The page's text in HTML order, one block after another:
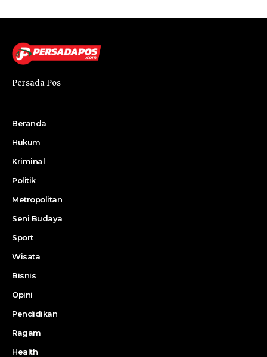
Persada Pos
Beranda
Hukum
Kriminal
Politik
Metropolitan
Seni Budaya
Sport
Wisata
Bisnis
Opini
Pendidikan
Ragam
Health